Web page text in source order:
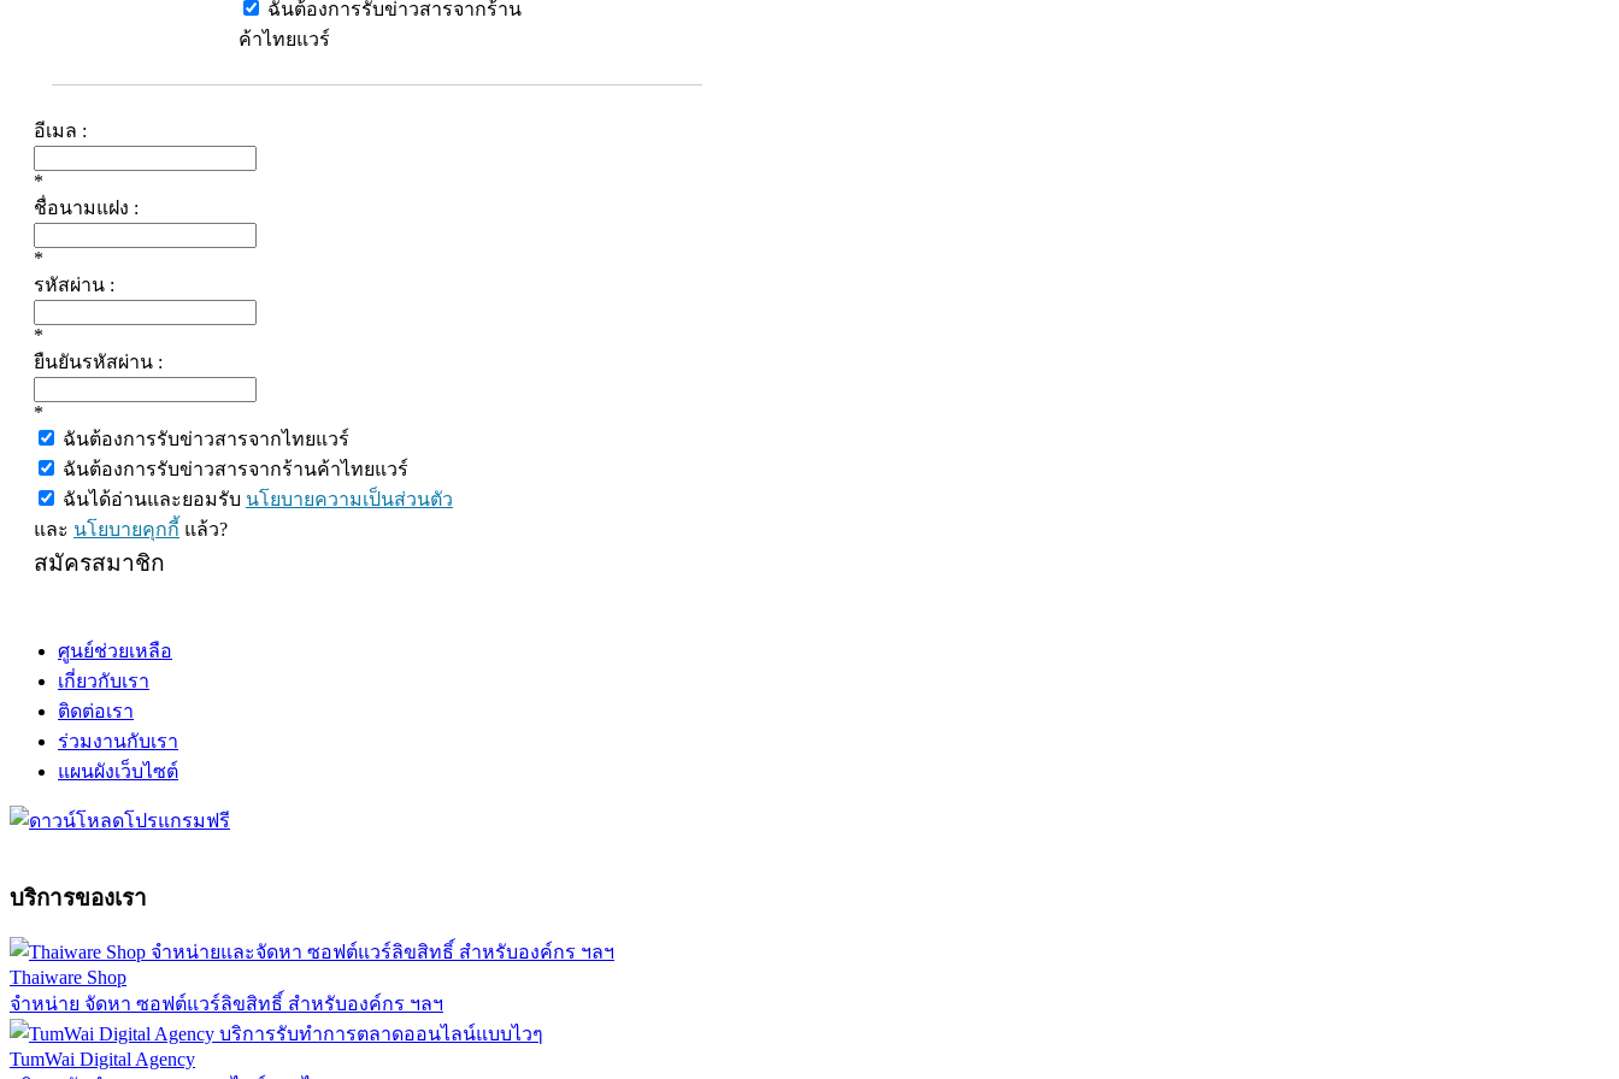
ฉันต้องการรับข่าวสารจากร้าน
ค้าไทยแวร์
อีเมล :
*
ชื่อนามแฝง :
*
รหัสผ่าน :
*
ยืนยันรหัสผ่าน :
*
ฉันต้องการรับข่าวสารจากไทยแวร์
ฉันต้องการรับข่าวสารจากร้านค้าไทยแวร์
ฉันได้อ่านและยอมรับ นโยบายความเป็นส่วนตัว
และ นโยบายคุกกี้ แล้ว?
สมัครสมาชิก
ศูนย์ช่วยเหลือ
เกี่ยวกับเรา
ติดต่อเรา
ร่วมงานกับเรา
แผนผังเว็บไซต์
บริการของเรา
Thaiware Shop
จำหน่าย จัดหา ซอฟต์แวร์ลิขสิทธิ์ สำหรับองค์กร ฯลฯ
TumWai Digital Agency